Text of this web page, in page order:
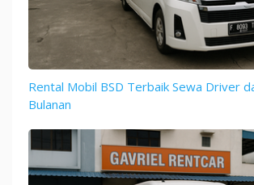
Rental Mobil BSD Terbaik Sewa Driver
Bulanan